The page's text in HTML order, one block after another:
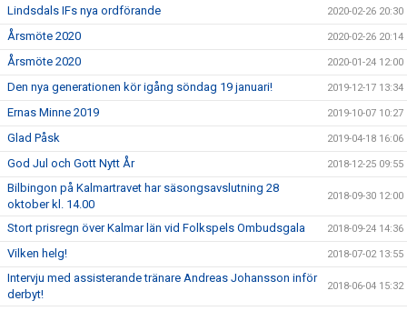
Lindsdals IFs nya ordförande 2020-02-26 20:30
Årsmöte 2020 2020-02-26 20:14
Årsmöte 2020 2020-01-24 12:00
Den nya generationen kör igång söndag 19 januari! 2019-12-17 13:34
Ernas Minne 2019 2019-10-07 10:27
Glad Påsk 2019-04-18 16:06
God Jul och Gott Nytt År 2018-12-25 09:55
Bilbingon på Kalmartravet har säsongsavslutning 28
oktober kl. 14.00
2018-09-30 12:00
Stort prisregn över Kalmar län vid Folkspels Ombudsgala 2018-09-24 14:36
Vilken helg! 2018-07-02 13:55
Intervju med assisterande tränare Andreas Johansson inför
derbyt!
2018-06-04 15:32